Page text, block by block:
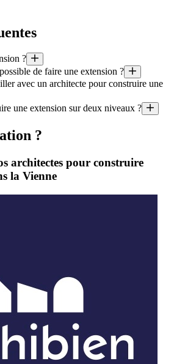
?
d’une extension faite par un
que le coût moyen d’un projet géré par
de faire une extension ?
les plus importantes pour pouvoir
avec un architecte pour construire une
: l’agrandissement d’une maison
une extension sur deux niveaux ?
sur deux étages (voire plus !) ne sont pas
?
architectes pour construire
la Vienne